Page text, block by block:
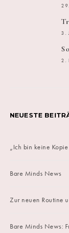
3.
2.
NEUESTE
„Ich bin keine
Bare Minds News
Zur neuen Routine
Bare Minds News: